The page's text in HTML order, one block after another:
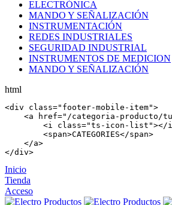
ELECTRÓNICA
MANDO Y SEÑALIZACIÓN
INSTRUMENTACIÓN
REDES INDUSTRIALES
SEGURIDAD INDUSTRIAL
INSTRUMENTOS DE MEDICION
MANDO Y SEÑALIZACIÓN
html
<div class="footer-mobile-item">
    <
a href="/categoria-producto/
        <
i class="ts-icon-list"></i
        <
span>CATEGORIES</span>
    </
a>
</div>
Inicio
Tienda
Acceso